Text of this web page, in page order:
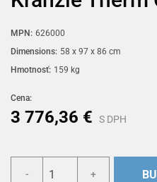
MPN: 626000
Dimensions: 58 x 97 x 86 cm
Hmotnosť: 159 kg
Cena:
3 776,36 € S DPH
- +